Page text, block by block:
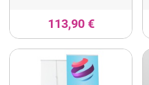
113,90 €